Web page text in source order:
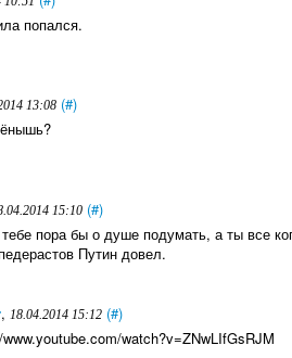
попался.
13:08 (#)
15:10 (#)
пора бы о душе подумать, а ты все
Путин довел.
, 18.04.2014 15:12 (#)
watch?v=ZNwLIfGsRJM